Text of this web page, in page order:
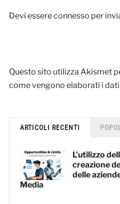
Devi essereconnesso per
Questo sito utilizza Akismet
come vengono elaborati i
ARTICOLI RECENTI
L’utilizzo
creazione
delle
Media